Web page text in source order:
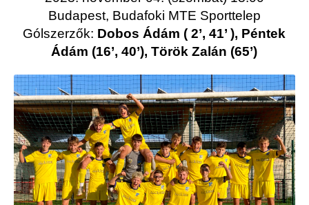
Budapest, Budafoki MTE Sporttelep
Gólszerzők: Dobos Ádám ( 2’, 41’ ), Péntek
Ádám (16’, 40’), Török Zalán (65’)